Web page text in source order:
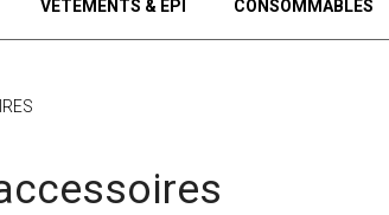
VÊTEMENTS & EPI CONSOMMABLES